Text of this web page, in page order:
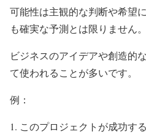
可能性は主観的な判断や希望
も確実な予測とは限りません。
ビジネスのアイデアや創造的
て使われることが多いです。
例：
このプロジェクトが成功する